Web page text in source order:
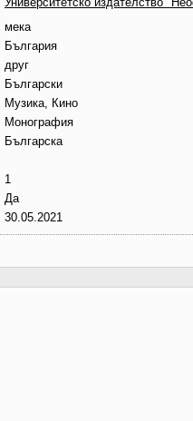
мека
България
друг
Български
Музика, Кино
Монография
Българска
1
Да
30.05.2021